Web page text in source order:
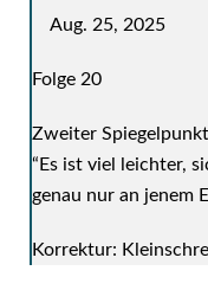
Aug. 25, 2025
Fol­ge 20
Zwei­ter Spie­gel­punkt
“Es ist viel leich­ter,
genau nur an jenem
Kor­rek­tur: